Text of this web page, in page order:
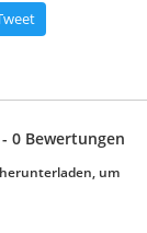
0 Bewertungen
um